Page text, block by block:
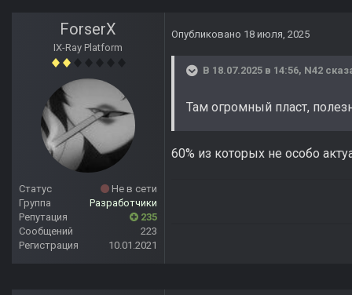
ForserX
IX-Ray Platform
Статус
Не в сети
Группа
Разработчики
Репутация
235
Сообщений
223
Регистрация
10.01.2021
Опубликовано 18 июля, 2025
В 18.07.2025 в 14:56, N42
Там огромный пласт,
60% из которых не особо